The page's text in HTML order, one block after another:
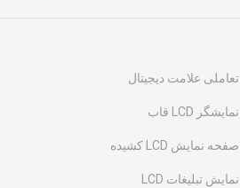
تعاملی علامت دیجیتال
نمایشگر LCD قاب
صفحه نمایش LCD کشیده
نمایش تبلیغات LCD